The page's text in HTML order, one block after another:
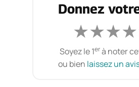
Donnez
★★★★
Soyez le 1erà noter
ou bien laissez un